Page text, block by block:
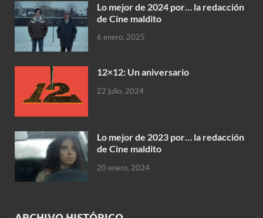
Lo mejor de 2024 por… la redacción
de Cine maldito
6 enero, 2025
12×12: Un aniversario
22 julio, 2024
Lo mejor de 2023 por… la redacción
de Cine maldito
20 enero, 2024